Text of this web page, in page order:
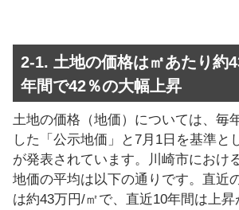
2-1. 土地の価格は㎡あたり約
年間で42％の大幅上昇
土地の価格（地価）については、毎
した「公示地価」と7月1日を基準と
が発表されています。川崎市におけ
地価の平均は以下の通りです。直近
は約43万円/㎡で、直近10年間は上